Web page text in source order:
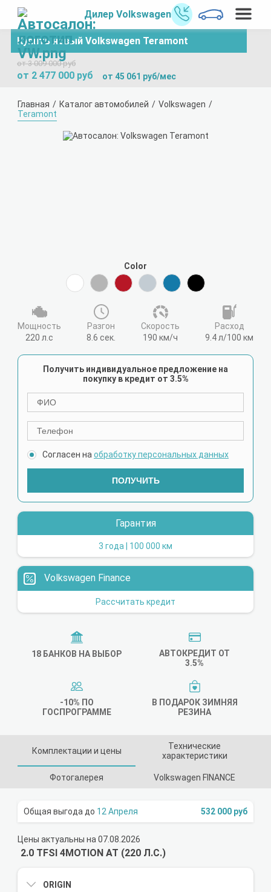
Дилер Volkswagen
Купить новый Volkswagen Teramont
от 3 009 000 руб
от 2 477 000 руб от 45 061 руб/мес
Главная Каталог автомобилей
Volkswagen
Teramont
Мощность
220 л.с
Разгон
8.6 сек.
Cкорость
190 км/ч
Расход
9.4 л/100 км
Color
Получить индивидуальное предложение на
покупку в кредит от 3.5%
Согласен на обработку персональных данных
ПОЛУЧИТЬ
Гарантия
3 года | 100 000 км
Volkswagen Finance
Рассчитать кредит
18 БАНКОВ НА ВЫБОР
АВТОКРЕДИТ ОТ
3.5%
-10% ПО
ГОСПРОГРАММЕ
В ПОДАРОК ЗИМНЯЯ
РЕЗИНА
Комплектации и цены
Технические
характеристики
Фотогалерея Volkswagen FINANCE
12 Апреля 532 000 руб
Цены актуальны на 07.08.2026
2.0 TFSI 4MOTION AT (220 Л.С.)
ORIGIN